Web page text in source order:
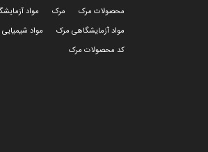
محصولات مرک
مرک
مواد
مواد آزمایشگاهی مرک
مواد
کد محصولات مرک